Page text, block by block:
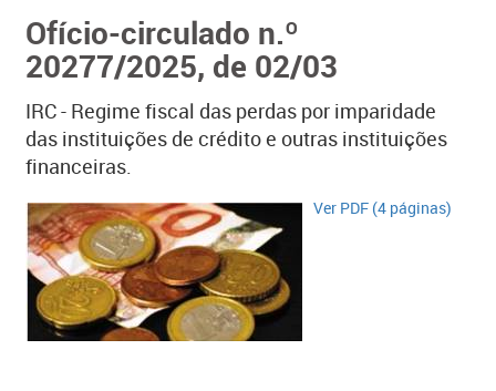
Ofício-circulado n.º
20277/2025, de 02/03
IRC - Regime fiscal das perdas por imparidade
das instituições de crédito e outras instituições
financeiras.
Ver PDF (4 páginas)​​